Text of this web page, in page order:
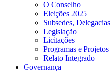
O Conselho
Eleições 2025
Subsedes,
Legislação
Licitações
Programas e Projetos
Relato Integrado
Governança